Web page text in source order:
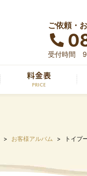
ご依頼・
受付時間
お客様アルバム トイプ